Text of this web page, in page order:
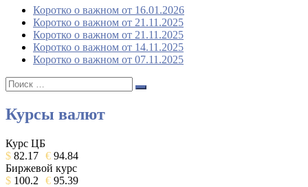
Коротко о важном от 16.01.2026
Коротко о важном от 21.11.2025
Коротко о важном от 21.11.2025
Коротко о важном от 14.11.2025
Коротко о важном от 07.11.2025
Поиск:
Поиск
Курсы валют
Курс ЦБ
$ 82.17 € 94.84
Биржевой курс
$ 100.2 € 95.39